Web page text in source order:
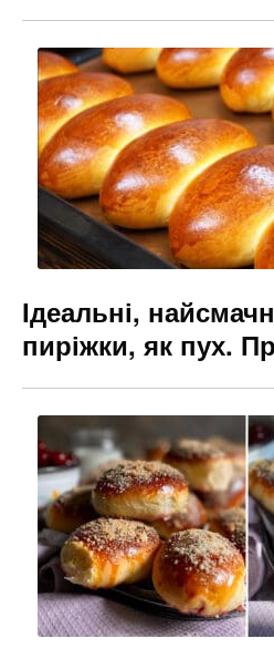
Ідеальні,
пиріжки, як пух.